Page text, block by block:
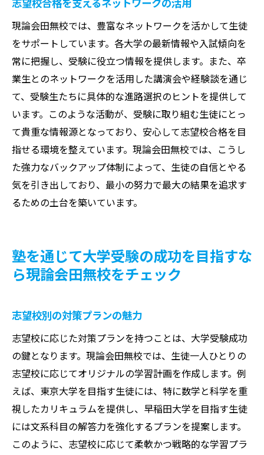
現論会田無校では、豊富なネットワークを活かして生徒
をサポートしています。各大学の最新情報や入試傾向を
常に把握し、受験に役立つ情報を提供します。また、卒
業生とのネットワークを活用した講演会や経験談を通じ
て、受験生たちに具体的な進路選択のヒントを提供して
います。このような活動が、受験に取り組む生徒にとっ
て貴重な情報源となっており、安心して志望校合格を目
指せる環境を整えています。現論会田無校では、こうし
た強力なバックアップ体制によって、生徒の自信とやる
気を引き出しており、最小の努力で最大の結果を追求す
るための土台を築いています。
塾を通じて大学受験の成功を目指すな
ら現論会田無校をチェック
志望校別の対策プランの魅力
志望校に応じた対策プランを持つことは、大学受験成功
の鍵となります。現論会田無校では、生徒一人ひとりの
志望校に応じてオリジナルの学習計画を作成します。例
えば、東京大学を目指す生徒には、特に数学と科学を重
視したカリキュラムを提供し、早稲田大学を目指す生徒
には文系科目の解答力を強化するプランを提案します。
このように、志望校に応じて柔軟かつ戦略的な学習プラ